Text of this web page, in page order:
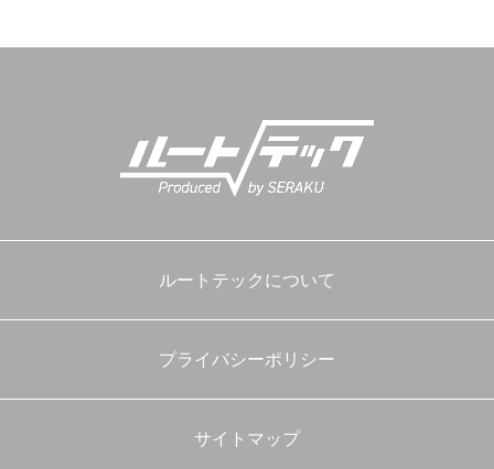
ルートテックについて
プライバシーポリシー
サイトマップ